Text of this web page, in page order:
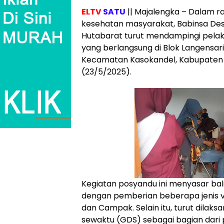
ELTVSATU || Majalengka – Dalam
kesehatan masyarakat, Babinsa
Hutabarat turut mendampingi
yang berlangsung di Blok
Kecamatan Kasokandel,
(23/5/2025).
Kegiatan posyandu ini menyasar
dengan pemberian beberapa jenis
dan Campak. Selain itu, turut
sewaktu (GDS) sebagai bagian